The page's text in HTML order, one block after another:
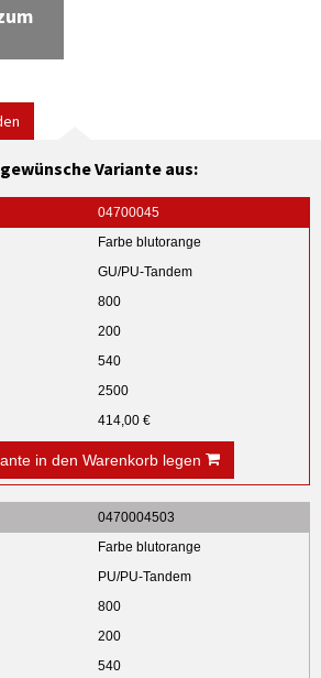
Variante aus:
04700045
Farbe blutorange
GU/PU-Tandem
800
200
540
2500
414,00 €
in den Warenkorb legen
0470004503
Farbe blutorange
PU/PU-Tandem
800
200
540